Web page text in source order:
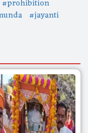
#prohibition
#jayanti